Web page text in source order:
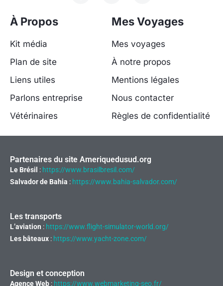
À Propos
Kit média
Plan de site
Liens utiles
Parlons entreprise
Vétérinaires
Mes Voyages
Mes voyages
À notre propos
Mentions légales
Nous contacter
Règles de confidentialité
Partenaires du site Ameriquedusud.org
Le Brésil : https://www.brasilbresil.com/
Salvador de Bahia : https://www.bahia-salvador.com/
Les transports
L’aviation : https://www.flight-simulator-world.org/
Les bâteaux : https://www.yacht-zone.com/
Design et conception
Agence Web : https://www.webmarketing-seo.fr/